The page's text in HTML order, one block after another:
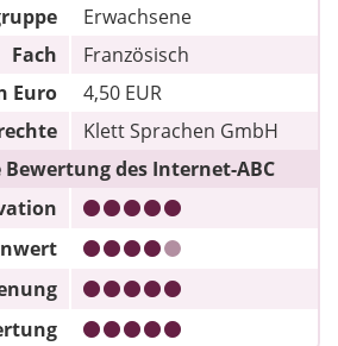
Erwachsene
Fach
Französisch
Euro
4,50 EUR
Klett Sprachen GmbH
des Internet-ABC